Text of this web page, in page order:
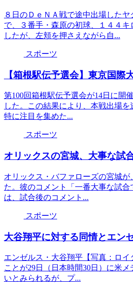
８日のＤｅＮＡ戦で途中出場した
で、３番手・森原の初球、１４４
したが、左頬を押さえながら自...
スポーツ
【箱根駅伝予選会】東京国
第100回箱根駅伝予選会が14日に開
した。この結果により、本戦出場
特に注目を集めた...
スポーツ
オリックスの宮城、大事な試
オリックス・バファローズの宮城
た。彼のコメント「一番大事な試
は、試合後のコメント...
スポーツ
大谷翔平に対する同情とエン
エンゼルス・大谷翔平【写真：ロ
ことが29日（日本時間30日）に米
いとみられるが、プ...